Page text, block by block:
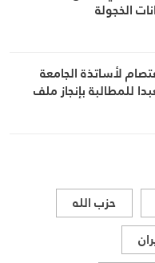
الخجولة
لأساتذة الجامعة
للمطالبة بإنجاز ملف
حزب الله